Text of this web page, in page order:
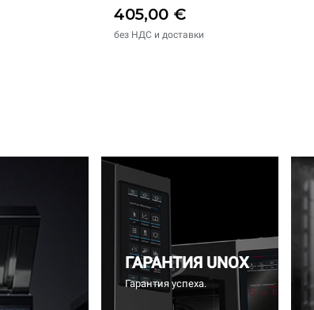
405,00 €
без НДС и доставки
ГАРАНТИЯ UNOX
Гарантия успеха.